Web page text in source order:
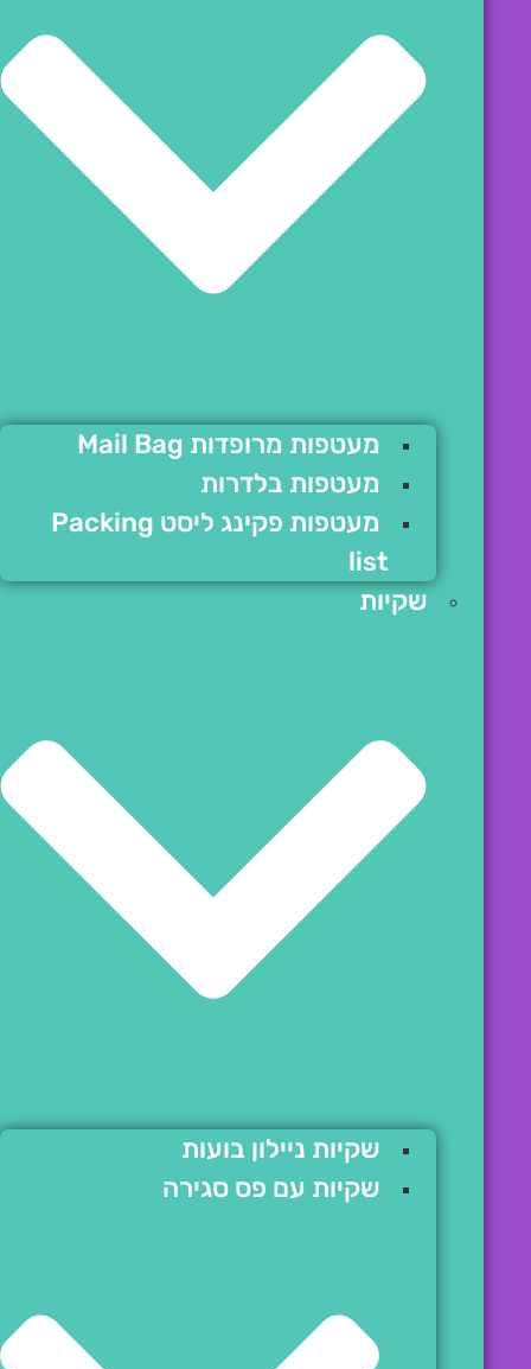
מעטפות מרופדות Mail Bag
מעטפות בלדרות
מעטפות פקינג ליסט Packing
list
שקיות
שקיות ניילון בועות
שקיות עם פס סגירה